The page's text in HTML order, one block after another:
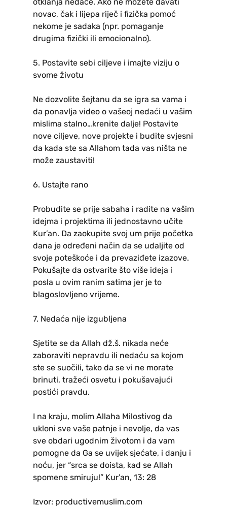
novac, čak i lijepa riječ i fizička pomoć
nekome je sadaka (npr. pomaganje
drugima fizički ili emocionalno).
5. Postavite sebi ciljeve i imajte viziju o
svome životu
Ne dozvolite šejtanu da se igra sa vama i
da ponavlja video o vašeoj nedaći u vašim
mislima stalno…krenite dalje! Postavite
nove ciljeve, nove projekte i budite svjesni
da kada ste sa Allahom tada vas ništa ne
može zaustaviti!
6. Ustajte rano
Probudite se prije sabaha i radite na vašim
idejma i projektima ili jednostavno učite
Kur’an. Da zaokupite svoj um prije početka
dana je određeni način da se udaljite od
svoje poteškoće i da prevaziđete izazove.
Pokušajte da ostvarite što više ideja i
posla u ovim ranim satima jer je to
blagoslovljeno vrijeme.
7. Nedaća nije izgubljena
Sjetite se da Allah dž.š. nikada neće
zaboraviti nepravdu ili nedaću sa kojom
ste se suočili, tako da se vi ne morate
brinuti, tražeći osvetu i pokušavajući
postići pravdu.
I na kraju, molim Allaha Milostivog da
ukloni sve vaše patnje i nevolje, da vas
sve obdari ugodnim životom i da vam
pomogne da Ga se uvijek sjećate, i danju i
noću, jer “srca se doista, kad se Allah
spomene smiruju!” Kur’an, 13: 28
Izvor: productivemuslim.com